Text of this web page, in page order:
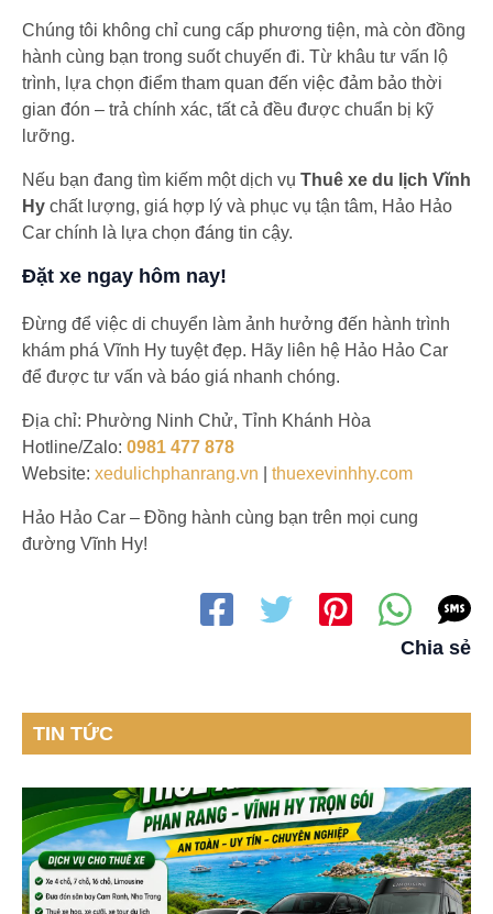
Chúng tôi không chỉ cung cấp phương tiện, mà còn đồng
hành cùng bạn trong suốt chuyến đi. Từ khâu tư vấn lộ
trình, lựa chọn điểm tham quan đến việc đảm bảo thời
gian đón – trả chính xác, tất cả đều được chuẩn bị kỹ
lưỡng.
Nếu bạn đang tìm kiếm một dịch vụ Thuê xe du lịch Vĩnh
Hy chất lượng, giá hợp lý và phục vụ tận tâm, Hảo Hảo
Car chính là lựa chọn đáng tin cậy.
Đặt xe ngay hôm nay!
Đừng để việc di chuyển làm ảnh hưởng đến hành trình
khám phá Vĩnh Hy tuyệt đẹp. Hãy liên hệ Hảo Hảo Car
để được tư vấn và báo giá nhanh chóng.
Địa chỉ: Phường Ninh Chử, Tỉnh Khánh Hòa
Hotline/Zalo: 0981 477 878
Website: xedulichphanrang.vn thuexevinhhy.com
Hảo Hảo Car – Đồng hành cùng bạn trên mọi cung
đường Vĩnh Hy!
Chia sẻ
TIN TỨC